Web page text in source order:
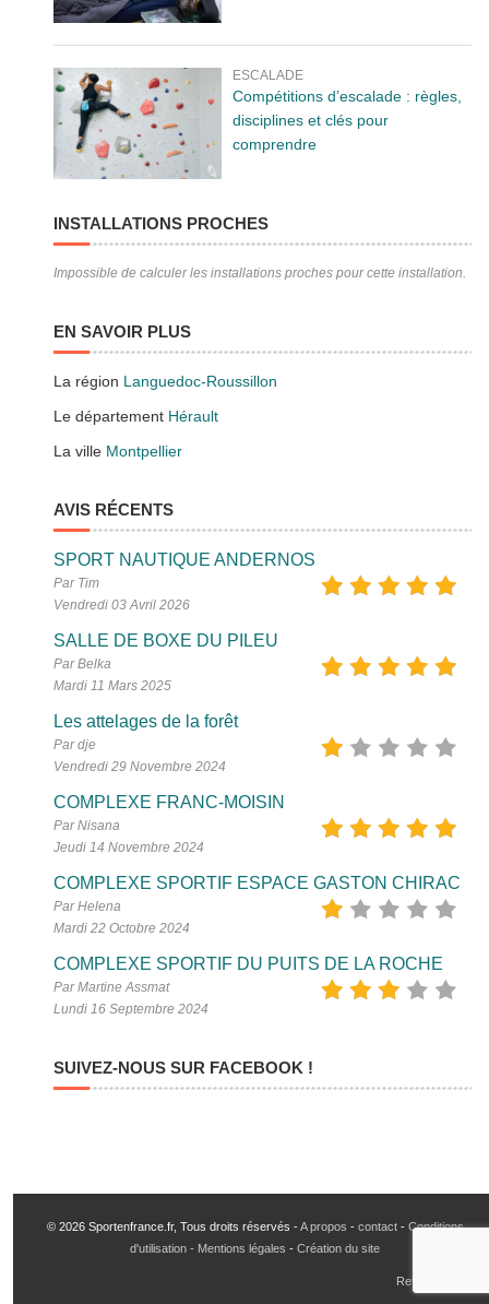
ESCALADE
Compétitions d’escalade : règles,
disciplines et clés pour
comprendre
INSTALLATIONS PROCHES
Impossible de calculer les installations proches pour cette installation.
EN SAVOIR PLUS
La région Languedoc-Roussillon
Le département Hérault
La ville Montpellier
AVIS RÉCENTS
SPORT NAUTIQUE ANDERNOS
Par Tim
Vendredi 03 Avril 2026
SALLE DE BOXE DU PILEU
Par Belka
Mardi 11 Mars 2025
Les attelages de la forêt
Par dje
Vendredi 29 Novembre 2024
COMPLEXE FRANC-MOISIN
Par Nisana
Jeudi 14 Novembre 2024
COMPLEXE SPORTIF ESPACE GASTON CHIRAC
Par Helena
Mardi 22 Octobre 2024
COMPLEXE SPORTIF DU PUITS DE LA ROCHE
Par Martine Assmat
Lundi 16 Septembre 2024
SUIVEZ-NOUS SUR FACEBOOK !
© 2026 Sportenfrance.fr, Tous droits réservés -A propos - contact- Conditions
d'utilisation - Mentions légales - Création du site
Retour en haut